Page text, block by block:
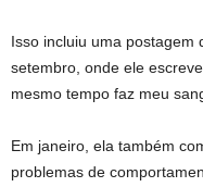
Isso incluiu uma postagem
setembro, onde ele
mesmo tempo faz meu
Em janeiro, ela também
problemas de